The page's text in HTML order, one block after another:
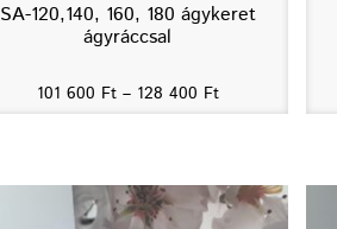
SA-120,140, 160, 180 ágykeret
ágyráccsal
101 600 Ft – 128 400 Ft